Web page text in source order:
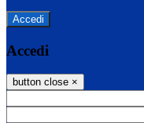
Accedi
Accedi
button close ×